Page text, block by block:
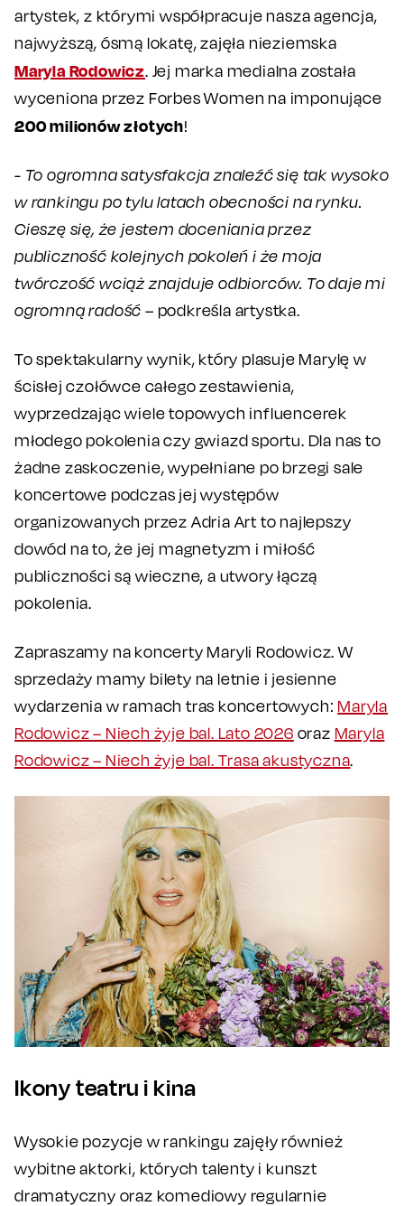
artystek, z którymi współpracuje nasza agencja,
najwyższą, ósmą lokatę, zajęła nieziemska
Maryla Rodowicz. Jej marka medialna została
wyceniona przez Forbes Women na imponujące
200 milionów złotych!
- To ogromna satysfakcja znaleźć się tak wysoko
w rankingu po tylu latach obecności na rynku.
Cieszę się, że jestem doceniania przez
publiczność kolejnych pokoleń i że moja
twórczość wciąż znajduje odbiorców. To daje mi
ogromną radość – podkreśla artystka.
To spektakularny wynik, który plasuje Marylę w
ścisłej czołówce całego zestawienia,
wyprzedzając wiele topowych influencerek
młodego pokolenia czy gwiazd sportu. Dla nas to
żadne zaskoczenie, wypełniane po brzegi sale
koncertowe podczas jej występów
organizowanych przez Adria Art to najlepszy
dowód na to, że jej magnetyzm i miłość
publiczności są wieczne, a utwory łączą
pokolenia.
Zapraszamy na koncerty Maryli Rodowicz. W
sprzedaży mamy bilety na letnie i jesienne
wydarzenia w ramach tras koncertowych: Maryla
Rodowicz – Niech żyje bal. Lato 2026 oraz Maryla
Rodowicz – Niech żyje bal. Trasa akustyczna.
Ikony teatru i kina
Wysokie pozycje w rankingu zajęły również
wybitne aktorki, których talenty i kunszt
dramatyczny oraz komediowy regularnie